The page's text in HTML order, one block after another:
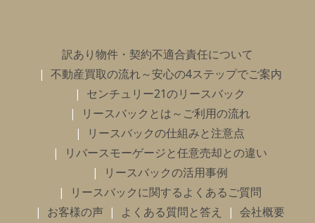
訳あり物件・契約不適合責任について
不動産買取の流れ～安心の4ステップでご案内
センチュリー21のリースバック
リースバックとは～ご利用の流れ
リースバックの仕組みと注意点
リバースモーゲージと任意売却との違い
リースバックの活用事例
リースバックに関するよくあるご質問
お客様の声
よくある質問と答え
会社概要